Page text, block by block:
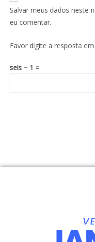
Salvar meus dados neste
eu comentar.
Favor digite a resposta
seis − 1 =